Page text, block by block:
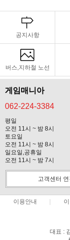
공지사항
버스,지하철 노선
게임매니아
062-224-3384
평일
오전 11시 ~ 밤 8시
토요일
오전 11시 ~ 밤 8시
일요일,공휴일
오전 11시 ~ 밤 7시
고객센터 연
이용안내
대표 :